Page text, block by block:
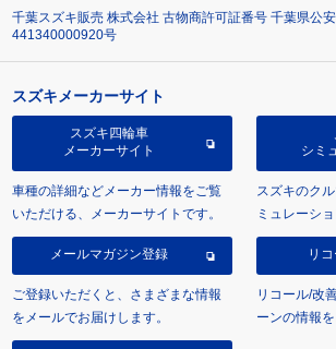
千葉スズキ販売 株式会社 古物商許可証番号 千葉県公
441340000920号
スズキメーカーサイト
スズキ四輪車
メーカーサイト
車種の詳細などメーカー情報をご覧
いただける、メーカーサイトです。
シミ
スズキのク
ミュレーシ
メールマガジン登録
ご登録いただくと、さまざまな情報
をメールでお届けします。
リ
リコール/改
ーンの情報